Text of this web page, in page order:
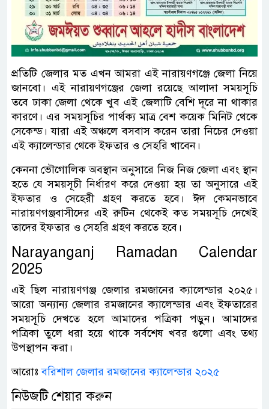
প্রতিটি জেলার মত এখন আমরা এই নারায়ণগঞ্জে জেলা নিয়ে
জানবো। এই নারায়ণগঞ্জের জেলা রয়েছে আলাদা সময়সূচি
তবে ঢাকা জেলা থেকে খুব এই জেলাটি বেশি দূরে না থাকার
কারণে। এর সময়সূচির পার্থক্য মাত্র বেশ কয়েক মিনিট থেকে
সেকেন্ড। যারা এই অঞ্চলে বসবাস করেন তারা নিচের দেওয়া
এই ক্যালেন্ডার থেকে ইফতার ও সেহরি খাবেন।
কেননা ভৌগোলিক অবস্থান অনুসারে নিজ নিজ জেলা এবং স্থান
হতে যে সময়সূচী নির্ধারণ করে দেওয়া হয় তা অনুসারে এই
ইফতার ও সেহেরী গ্রহণ করতে হবে। ঈদ কেমনভাবে
নারায়ণগঞ্জবাসীদের এই রুটিন থেকেই কত সময়সূচি দেখেই
তাদের ইফতার ও সেহরি গ্রহণ করতে হবে।
Narayanganj Ramadan Calendar
2025
এই ছিল নারায়ণগঞ্জ জেলার রমজানের ক্যালেন্ডার ২০২৫।
আরো অন্যান্য জেলার রমজানের ক্যালেন্ডার এবং ইফতারের
সময়সূচি দেখতে হলে আমাদের পত্রিকা পড়ুন। আমাদের
পত্রিকা তুলে ধরা হয়ে থাকে সর্বশেষ খবর গুলো এবং তথ্য
উপস্থাপন করা।
আরোঃবরিশাল জেলার রমজানের ক্যালেন্ডার ২০২৫
নিউজটি শেয়ার করুন